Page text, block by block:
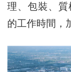
理、包裝、
的工作時間，